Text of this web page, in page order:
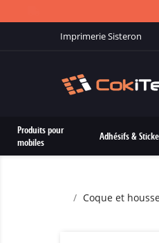
Imprimerie Sisteron
Produits pour
mobiles
Adhésifs &
Coque et